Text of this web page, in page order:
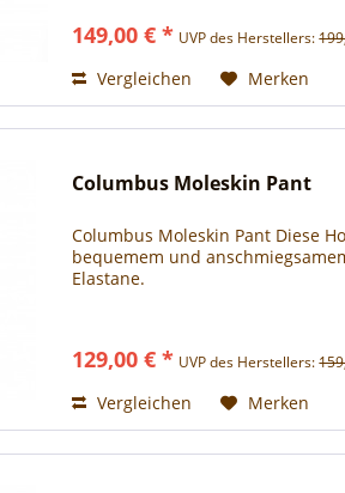
149,00 € * UVP des Herstellers:
Vergleichen Merken
Columbus Moleskin Pant
Columbus Moleskin Pant Diese
bequemem und
Elastane.
129,00 € * UVP des Herstellers:
Vergleichen Merken